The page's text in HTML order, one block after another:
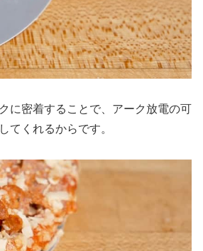
に密着することで、アーク放電の可
てくれるからです。